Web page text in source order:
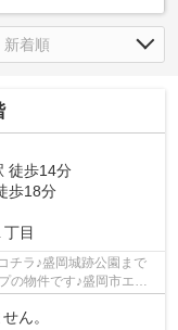
徒歩14分
歩18分
丁目
チラ♪盛岡城跡公園まで
の物件です♪盛岡市エリ
ん。